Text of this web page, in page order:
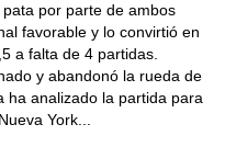
por parte de ambos
favorable y lo convirtió en
a falta de 4 partidas.
y abandonó la rueda de
ha analizado la partida para
York...